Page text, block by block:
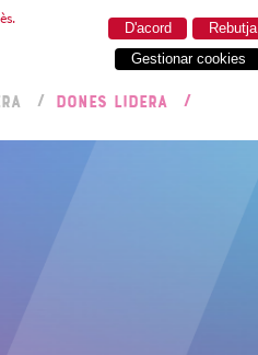
Rebutja
D'acord
Gestionar cookies
DONES LIDERA